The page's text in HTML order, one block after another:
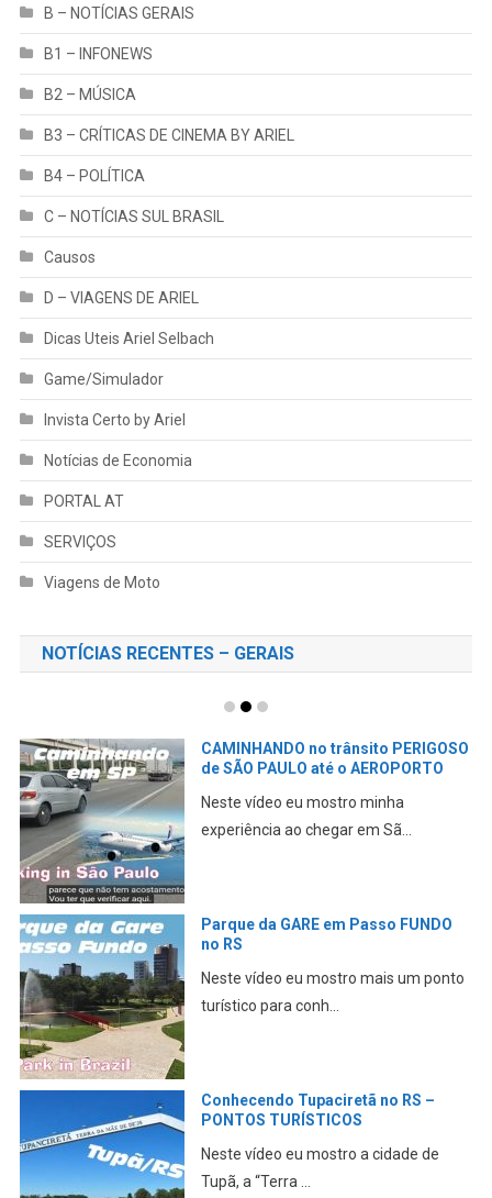
B – NOTÍCIAS GERAIS
B1 – INFONEWS
B2 – MÚSICA
B3 – CRÍTICAS DE CINEMA BY ARIEL
B4 – POLÍTICA
C – NOTÍCIAS SUL BRASIL
Causos
D – VIAGENS DE ARIEL
Dicas Uteis Ariel Selbach
Game/Simulador
Invista Certo by Ariel
Notícias de Economia
PORTAL AT
SERVIÇOS
Viagens de Moto
NOTÍCIAS RECENTES – GERAIS
CAMINHANDO no trânsito PERIGOSO
de SÃO PAULO até o AEROPORTO
Neste vídeo eu mostro minha
experiência ao chegar em Sã...
Parque da GARE em Passo FUNDO
no RS
Neste vídeo eu mostro mais um ponto
turístico para conh...
Conhecendo Tupaciretã no RS –
PONTOS TURÍSTICOS
Neste vídeo eu mostro a cidade de
Tupã, a “Terra ...